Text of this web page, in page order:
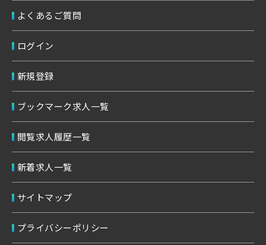
よくあるご質問
ログイン
新規登録
ブックマーク求人一覧
閲覧求人履歴一覧
新着求人一覧
サイトマップ
プライバシーポリシー